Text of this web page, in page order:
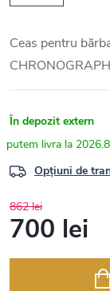
Ceas pentru
CHRONOGRAPH
În depozit extern
Opțiuni de
862 lei
700 lei